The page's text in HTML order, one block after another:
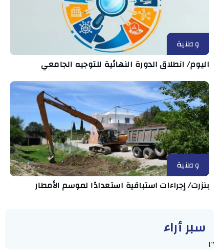
وطنية
اليوم/ انطلاق الدورة النهائية للتوجيه الجامعي
وطنية
بنزرت/ إجراءات استباقية استعدادًا لموسم الأمطار
سبر أراء
"]